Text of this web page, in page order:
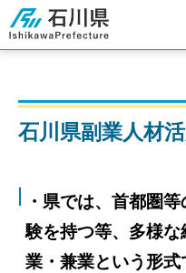
石川県
石川県副業人材
・県では、首都圏
験を持つ等、多様な
業・兼業という形